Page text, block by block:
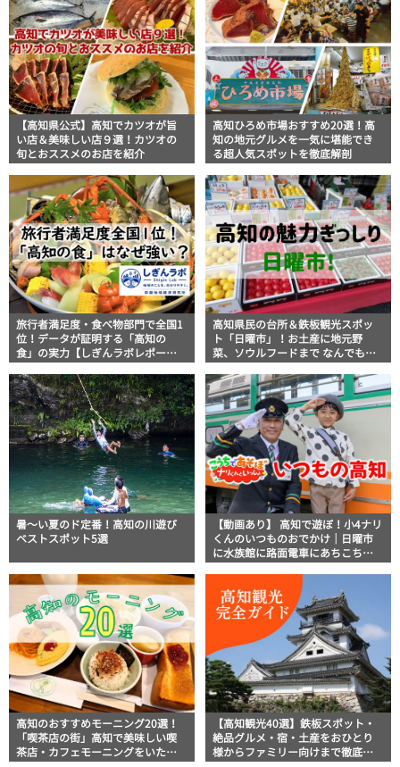
【高知県公式】高知でカツオが旨
い店＆美味しい店９選！カツオの
旬とおススメのお店を紹介
高知ひろめ市場おすすめ20選！高
知の地元グルメを一気に堪能でき
る超人気スポットを徹底解剖
旅行者満足度・食べ物部門で全国1
位！データが証明する「高知の
食」の実力【しぎんラボレポー
高知県民の台所＆鉄板観光スポッ
ト「日曜市」！お土産に地元野
菜、ソウルフードまで なんでもそ
説！
暑～い夏のド定番！高知の川遊び
ベストスポット5選
【動画あり】 高知で遊ぼ！小4ナリ
くんのいつものおでかけ｜日曜市
に水族館に路面電車にあちこち巡
高知のおすすめモーニング20選！
「喫茶店の街」高知で美味しい喫
茶店・カフェモーニングをいただ
【高知観光40選】鉄板スポット・
絶品グルメ・宿・土産をおひとり
様からファミリー向けまで徹底解